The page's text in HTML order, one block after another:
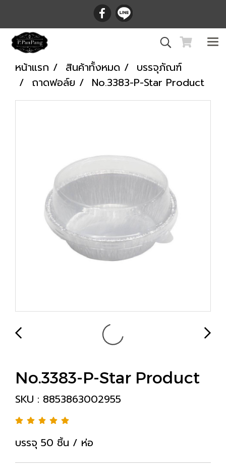
หน้าแรก สินค้าทั้งหมด
บรรจุภัณฑ์
ถาดฟอล์ย
No.3383-P-Star Product
No.3383-P-Star Product
SKU : 8853863002955
บรรจุ 50 ชิ้น / ห่อ